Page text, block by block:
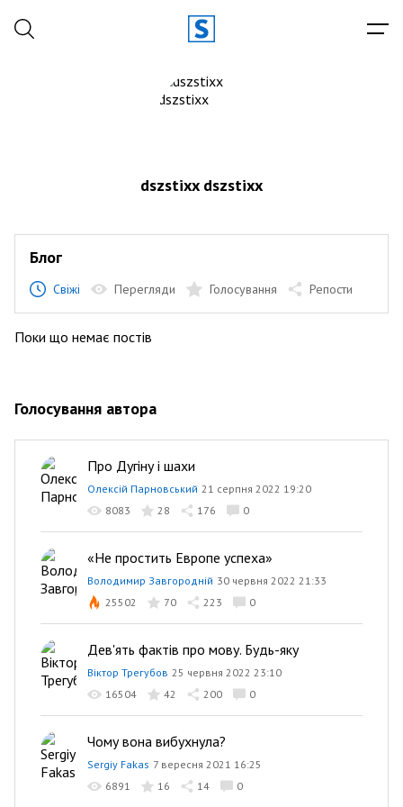
dszstixx dszstixx
Блог
Свіжі Перегляди Голосування Репости
Поки що немає постів
Голосування автора
Про Дугіну і шахи
Олексій Парновський 21 серпня 2022 19:20
8083
28 176 0
«Не простить Европе успеха»
Володимир Завгородній 30 червня 2022 21:33
25502
70 223 0
Дев'ять фактів про мову. Будь-яку
Віктор Трегубов 25 червня 2022 23:10
16504
42 200 0
Чому вона вибухнула?
Sergiy Fakas 7 вересня 2021 16:25
6891
16 14 0